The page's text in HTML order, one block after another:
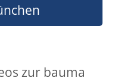
zur bauma